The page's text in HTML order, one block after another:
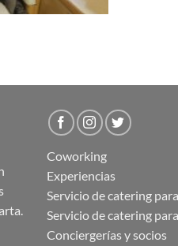
Coworking
Experiencias
Servicio de catering
Servicio de catering
Conciergerías y socios